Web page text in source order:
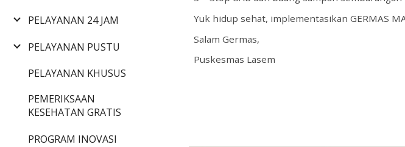
PELAYANAN 24 JAM
PELAYANAN PUSTU
PELAYANAN KHUSUS
PEMERIKSAAN
KESEHATAN GRATIS
PROGRAM INOVASI
Yuk hidup sehat, implementasikan GERMAS
Salam Germas,
Puskesmas Lasem